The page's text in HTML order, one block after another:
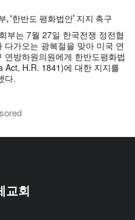
, ‘한반도 평화법안’ 지지 촉구
부는 7월 27일 한국전쟁 정전협
다가오는 광복절을 맞아 미국 연
방하원의원에게 한반도평화법
Act, H.R. 1841)에 대한 지지를
다.
교회